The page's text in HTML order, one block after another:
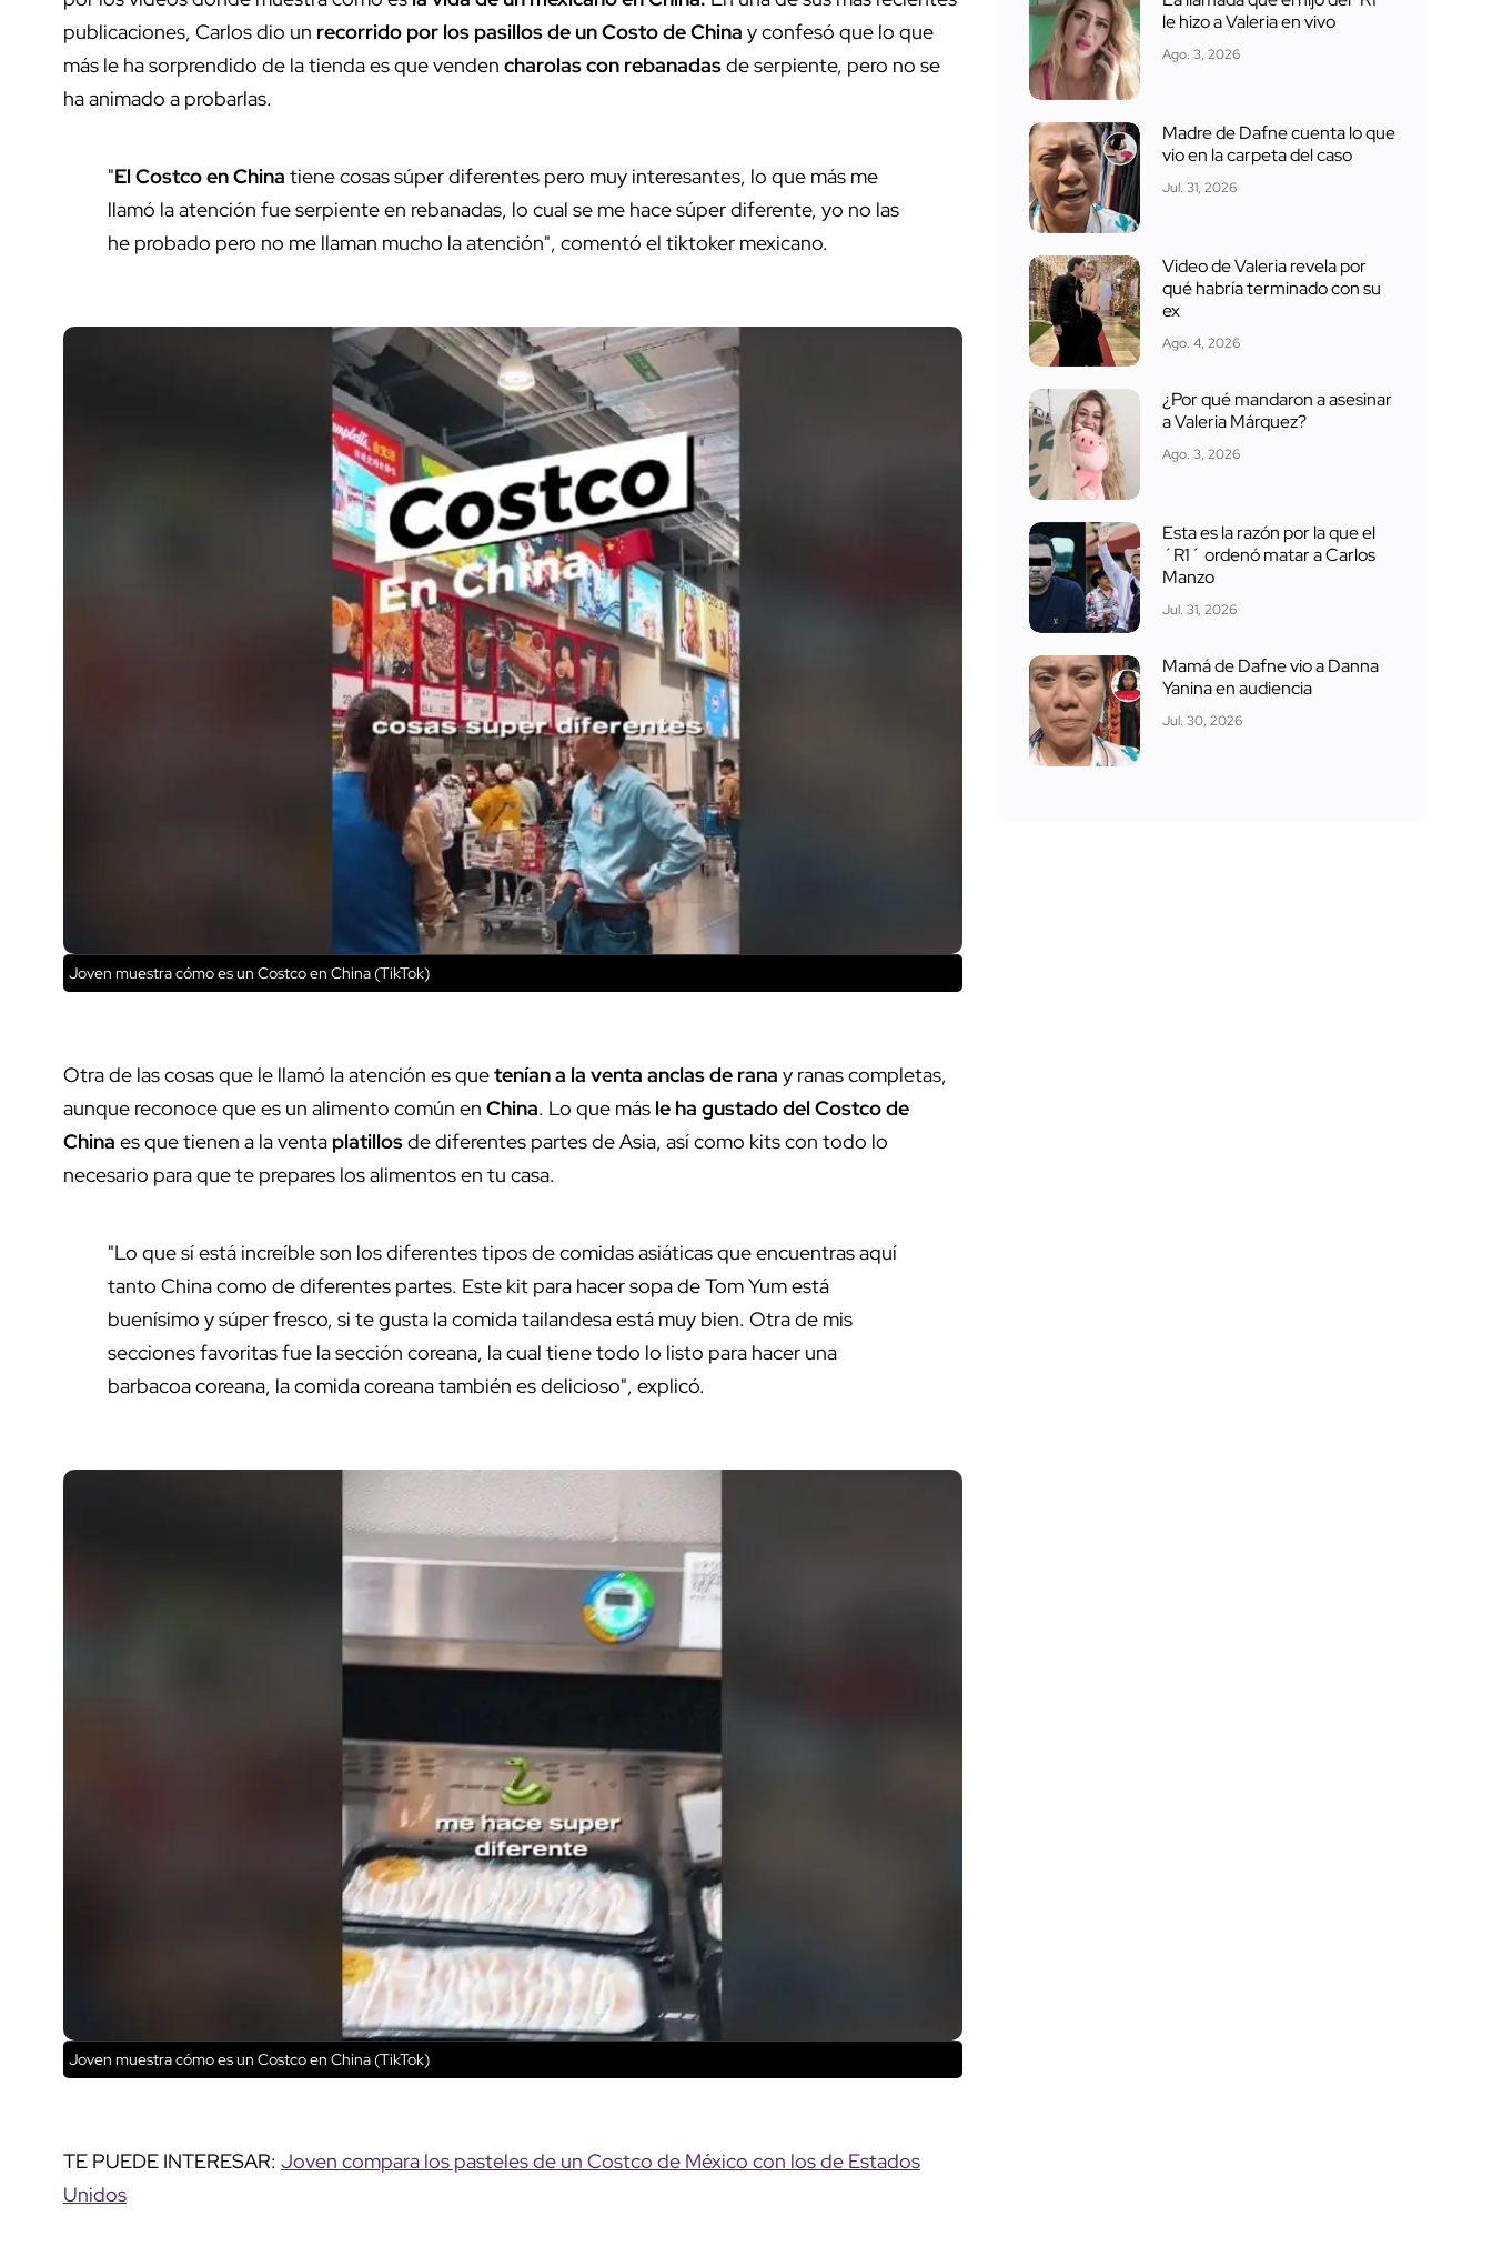
publicaciones, Carlos dio un recorrido por los pasillos de un Costo de China y confesó que lo que
más le ha sorprendido de la tienda es que venden charolas con rebanadasde serpiente, pero no se
ha animado a probarlas.
"El Costco en China tiene cosas súper diferentes pero muy interesantes, lo que más me
llamó la atención fue serpiente en rebanadas, lo cual se me hace súper diferente, yo no las
he probado pero no me llaman mucho la atención", comentó el tiktoker mexicano.
Joven muestra cómo es un Costco en China (TikTok)
Otra de las cosas que le llamó la atención es quetenían a la venta anclas de rana y ranas completas,
aunque reconoce que es un alimento común en China. Lo que más le ha gustado del Costco de
China es que tienen a la venta platillosde diferentes partes de Asia, así como kits con todo lo
necesario para que te prepares los alimentos en tu casa.
"Lo que sí está increíble son los diferentes tipos de comidas asiáticas que encuentras aquí
tanto China como de diferentes partes. Este kit para hacer sopa de Tom Yum está
buenísimo y súper fresco, si te gusta la comida tailandesa está muy bien. Otra de mis
secciones favoritas fue la sección coreana, la cual tiene todo lo listo para hacer una
barbacoa coreana, la comida coreana también es delicioso", explicó.
Joven muestra cómo es un Costco en China (TikTok)
TE PUEDE INTERESAR: Joven compara los pasteles de un Costco de México con los de Estados
Unidos
le hizo a Valeria en vivo
Ago. 3, 2026
Madre de Dafne cuenta lo que
vio en la carpeta del caso
Jul. 31, 2026
Video de Valeria revela por
qué habría terminado con su
ex
Ago. 4, 2026
¿Por qué mandaron a asesinar
a Valeria Márquez?
Ago. 3, 2026
Esta es la razón por la que el
´R1´ ordenó matar a Carlos
Manzo
Jul. 31, 2026
Mamá de Dafne vio a Danna
Yanina en audiencia
Jul. 30, 2026